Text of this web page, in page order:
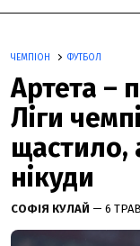
ЧЕМПІОН ФУТБОЛ
Артета –
Ліги
щастило,
нікуди
СОФІЯ КУЛАЙ — 6